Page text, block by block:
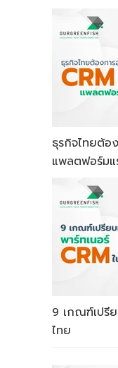
ธุรกิจไทยต้อ
แพลตฟอร์มแ
9 เกณฑ์เปรีย
ไทย